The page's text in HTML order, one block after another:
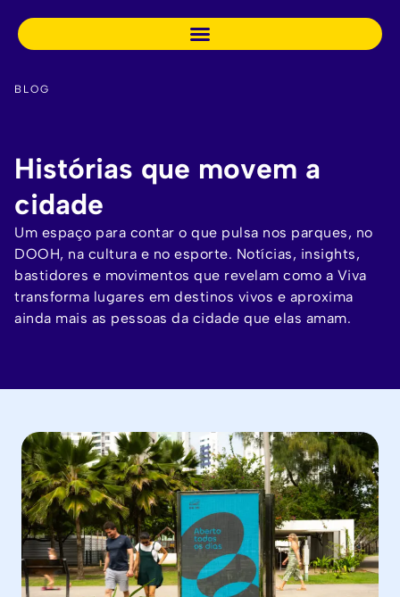
BLOG
Histórias que movem a
cidade
Um espaço para contar o que pulsa nos parques, no
DOOH, na cultura e no esporte. Notícias, insights,
bastidores e movimentos que revelam como a Viva
transforma lugares em destinos vivos e aproxima
ainda mais as pessoas da cidade que elas amam.